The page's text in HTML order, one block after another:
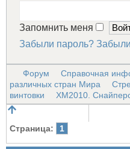
Запомнить меня
Забыли пароль?
Форум
Справочная
различных стран Мира
винтовки
ХМ2010.
Страница: 1